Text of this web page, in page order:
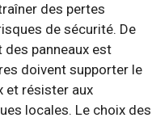
des pertes
de sécurité. De
des panneaux est
doivent supporter le
et résister aux
locales. Le choix des